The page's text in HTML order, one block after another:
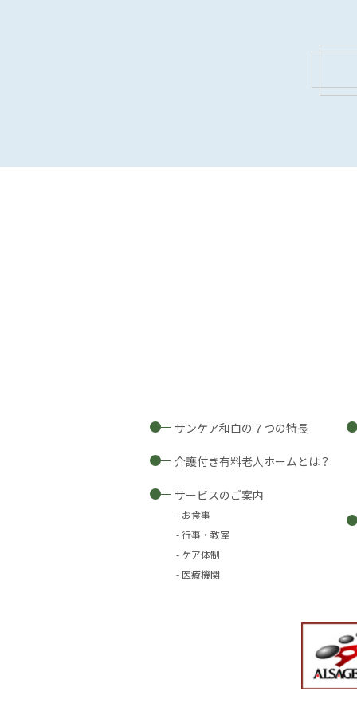
サンケア和白の７つの特長
介護付き有料老人ホームとは？
サービスのご案内
お食事
行事・教室
ケア体制
医療機関